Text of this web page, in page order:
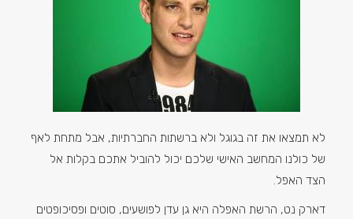
לא תמצאו את זה בגוגל ולא ברשתות החברתיות, אבל מתחת לאף
של כולנו המחשב האישי שלכם יכול להוביל אתכם בקלות אל
הצד האפל.
דארק נט, הרשת האפלה היא גן עדן לפושעים, סוטים ופסיכופטים